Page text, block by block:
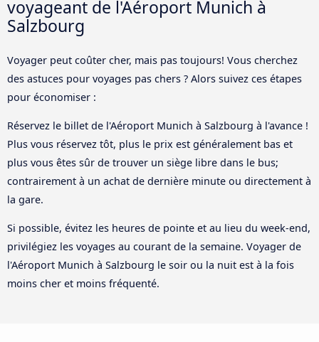
voyageant de l'Aéroport Munich à
Salzbourg
Voyager peut coûter cher, mais pas toujours! Vous cherchez
des astuces pour voyages pas chers ? Alors suivez ces étapes
pour économiser :
Réservez le billet de l'Aéroport Munich à Salzbourg à l'avance !
Plus vous réservez tôt, plus le prix est généralement bas et
plus vous êtes sûr de trouver un siège libre dans le bus;
contrairement à un achat de dernière minute ou directement à
la gare.
Si possible, évitez les heures de pointe et au lieu du week-end,
privilégiez les voyages au courant de la semaine. Voyager de
l'Aéroport Munich à Salzbourg le soir ou la nuit est à la fois
moins cher et moins fréquenté.